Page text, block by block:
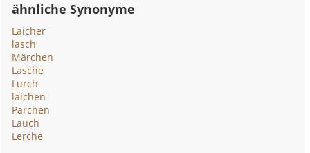
ähnliche Synonyme
Laicher
lasch
Märchen
Lasche
Lurch
laichen
Pärchen
Lauch
Lerche